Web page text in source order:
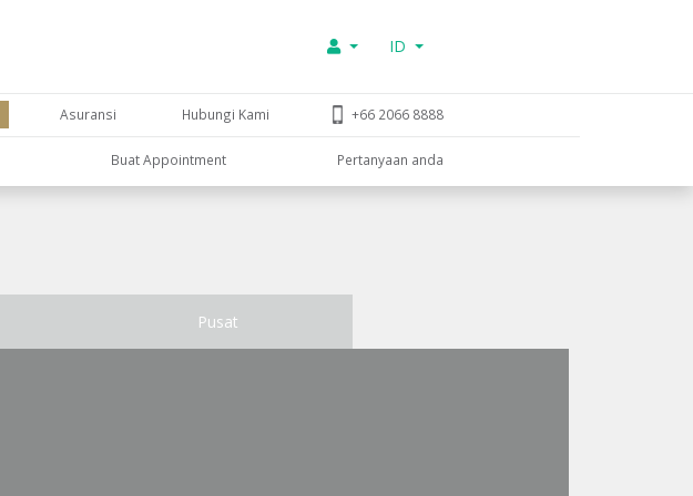
ID
Asuransi Hubungi Kami +66 2066 8888
Buat Appointment Pertanyaan anda
Pusat